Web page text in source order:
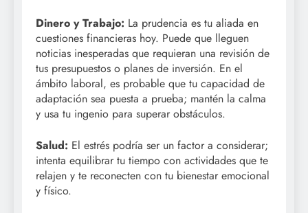
Dinero y Trabajo: La prudencia es tu aliada en
cuestiones financieras hoy. Puede que lleguen
noticias inesperadas que requieran una revisión de
tus presupuestos o planes de inversión. En el
ámbito laboral, es probable que tu capacidad de
adaptación sea puesta a prueba; mantén la calma
y usa tu ingenio para superar obstáculos.
Salud: El estrés podría ser un factor a considerar;
intenta equilibrar tu tiempo con actividades que te
relajen y te reconecten con tu bienestar emocional
y físico.